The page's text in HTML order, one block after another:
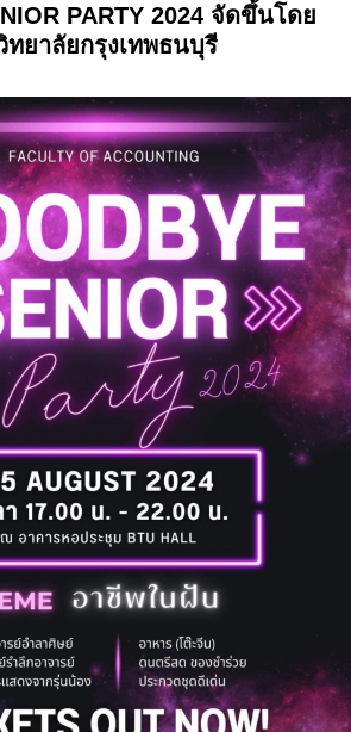
PARTY 2024 จัดขึ้นโดย
ยาลัยกรุงเทพธนบุรี